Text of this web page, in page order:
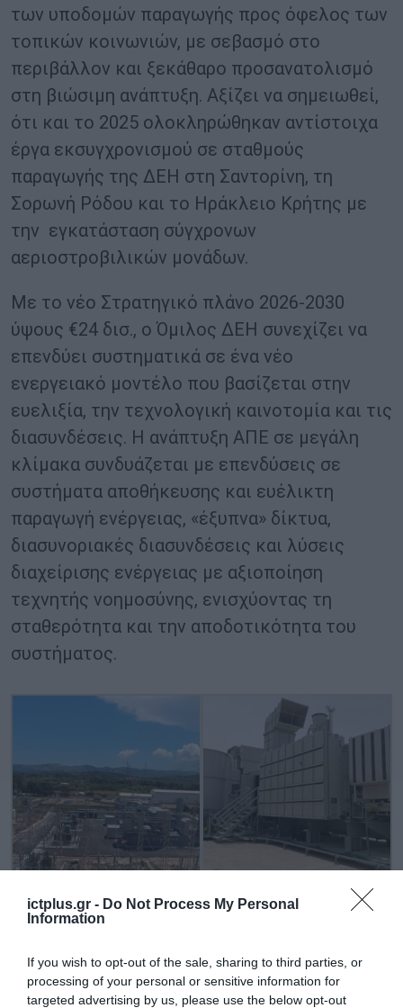
ictplus.gr - Do Not Process My Personal
Information
If you wish to opt-out of the sale, sharing to third parties, or
processing of your personal or sensitive information for
targeted advertising by us, please use the below opt-out
των υποδομών παραγωγής προς όφελος των
τοπικών κοινωνιών, με σεβασμό στο
περιβάλλον και ξεκάθαρο προσανατολισμό
στη βιώσιμη ανάπτυξη. Αξίζει να σημειωθεί,
ότι και το 2025 ολοκληρώθηκαν αντίστοιχα
έργα εκσυγχρονισμού σε σταθμούς
παραγωγής της ΔΕΗ στη Σαντορίνη, τη
Σορωνή Ρόδου και το Ηράκλειο Κρήτης με
την εγκατάσταση σύγχρονων
αεριοστροβιλικών μονάδων.
Με το νέο Στρατηγικό πλάνο 2026-2030
ύψους €24 δισ., ο Όμιλος ΔΕΗ συνεχίζει να
επενδύει συστηματικά σε ένα νέο
ενεργειακό μοντέλο που βασίζεται στην
ευελιξία, την τεχνολογική καινοτομία και τις
διασυνδέσεις. Η ανάπτυξη ΑΠΕ σε μεγάλη
κλίμακα συνδυάζεται με επενδύσεις σε
συστήματα αποθήκευσης και ευέλικτη
παραγωγή ενέργειας, «έξυπνα» δίκτυα,
διασυνοριακές διασυνδέσεις και λύσεις
διαχείρισης ενέργειας με αξιοποίηση
τεχνητής νοημοσύνης, ενισχύοντας τη
σταθερότητα και την αποδοτικότητα του
συστήματος.
Ρόδος Χίος